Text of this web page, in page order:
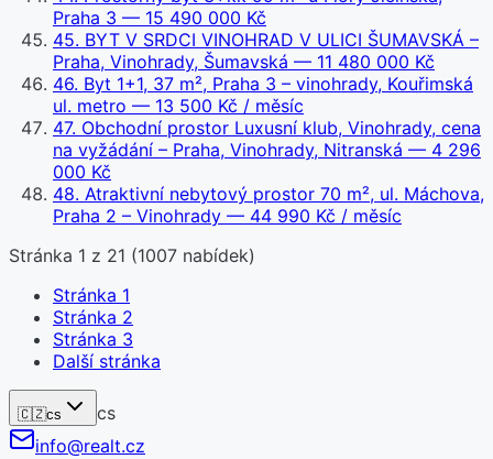
Praha 3 — 15 490 000 Kč
45. BYT V SRDCI VINOHRAD V ULICI ŠUMAVSKÁ –
Praha, Vinohrady, Šumavská — 11 480 000 Kč
46. Byt 1+1, 37 m², Praha 3 – vinohrady, Kouřimská
ul. metro — 13 500 Kč / měsíc
47. Obchodní prostor Luxusní klub, Vinohrady, cena
na vyžádání – Praha, Vinohrady, Nitranská — 4 296
000 Kč
48. Atraktivní nebytový prostor 70 m², ul. Máchova,
Praha 2 – Vinohrady — 44 990 Kč / měsíc
Stránka 1 z 21 (1007 nabídek)
Stránka 1
Stránka 2
Stránka 3
Další stránka
🇨🇿cs
cs
info@realt.cz